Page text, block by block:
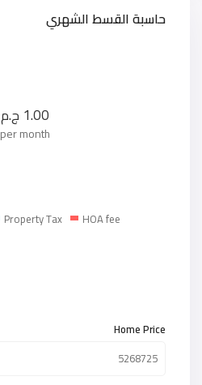
حاسبة القسط الشهري
1.00 ج.م
per month
Property Tax HOA fee
Home Price